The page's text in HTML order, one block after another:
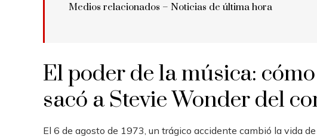
Medios relacionados – Noticias de última hora
El poder de la música:
sacó a Stevie Wonder del
El 6 de agosto de 1973, un trágico accidente cambió la vida